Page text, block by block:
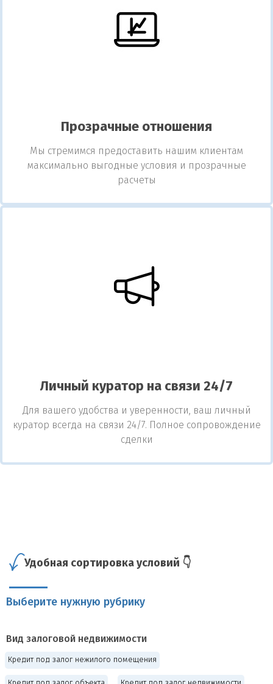
Прозрачные отношения
Мы стремимся предоставить нашим клиентам
максимально выгодные условия и прозрачные
расчеты
Личный куратор на связи 24/7
Для вашего удобства и уверенности, ваш личный
куратор всегда на связи 24/7. Полное сопровождение
сделки
Удобная сортировка условий 👇
Выберите нужную рубрику
Вид залоговой недвижимости
Кредит под залог нежилого помещения